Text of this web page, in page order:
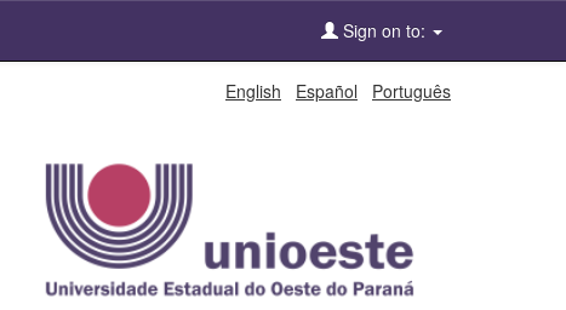
Sign on to:
English Español Português